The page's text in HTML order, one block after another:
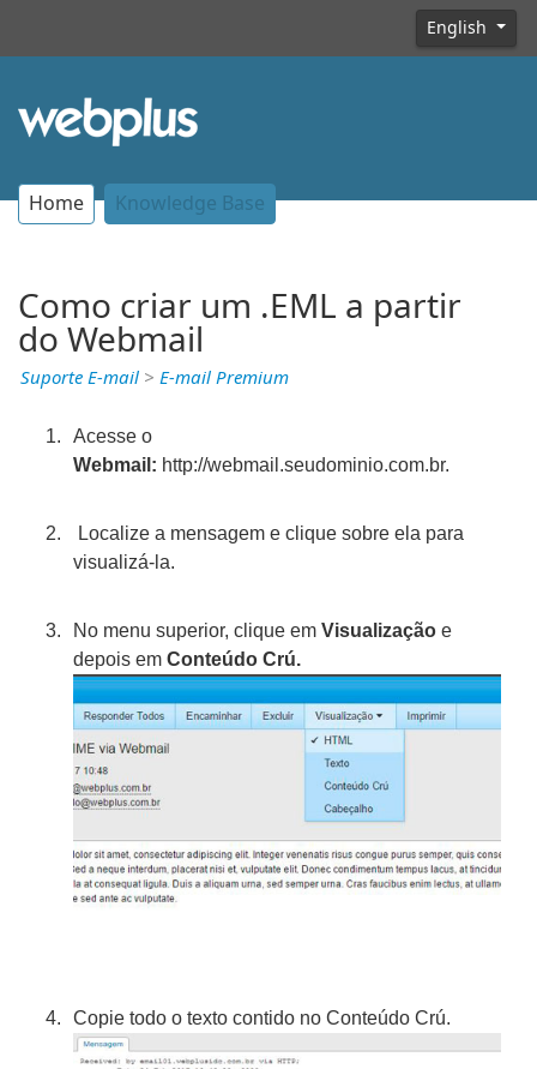
English
Home Knowledge Base
Como criar um .EML a partir
do Webmail
Suporte E-mail > E-mail Premium
Acesse o
Webmail: http://webmail.seudominio.com.br.
Localize a mensagem e clique sobre ela para
visualizá-la.
No menu superior, clique emVisualização e
depois emConteúdo Crú.
Copie todo o texto contido no Conteúdo Crú.